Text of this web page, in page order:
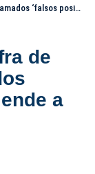
asciende a 7.837 casos
de
a